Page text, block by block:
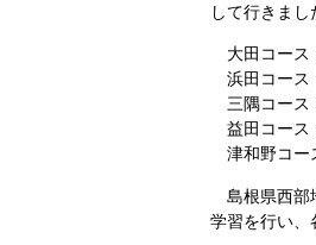
して行きまし
大田コース
浜田コース
三隅コース
益田コース
津和野コー
島根県西部
学習を行い、